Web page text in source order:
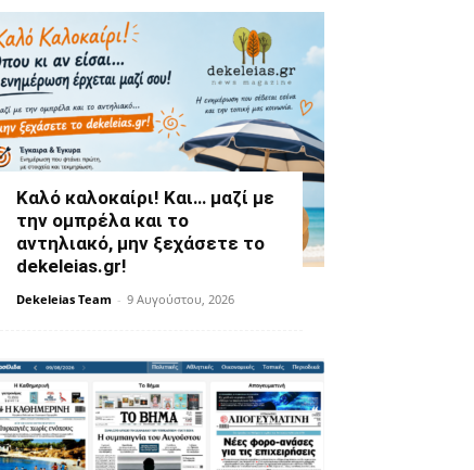
Καλό καλοκαίρι! Και… μαζί με
την ομπρέλα και το
αντηλιακό, μην ξεχάσετε το
dekeleias.gr!
Dekeleias Team - 9 Αυγούστου, 2026